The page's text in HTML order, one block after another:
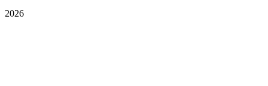
2026